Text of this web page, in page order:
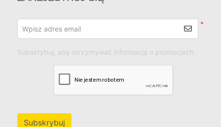
*
Wpisz adres email
Subskrybuj, aby otrzymywać informację o promocjach.
Subskrybuj